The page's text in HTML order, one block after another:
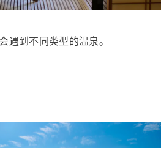
遇到不同类型的温泉。